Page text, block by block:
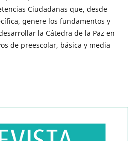
Ciudadanas que, desde
genere los fundamentos y
la Cátedra de la Paz en
de preescolar, básica y media